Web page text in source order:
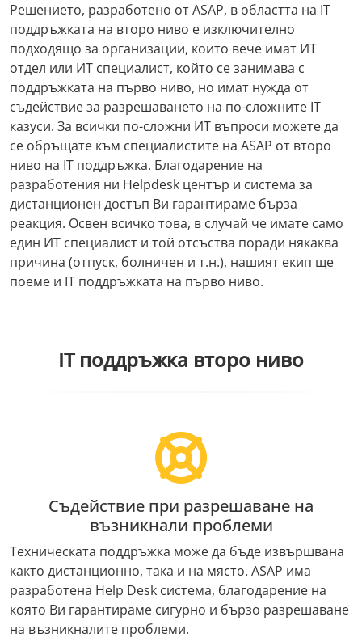
Решението, разработено от ASAP, в областта на IT
поддръжката на второ ниво е изключително
подходящо за организации, които вече имат ИТ
отдел или ИТ специалист, който се занимава с
поддръжката на първо ниво, но имат нужда от
съдействие за разрешаването на по-сложните IT
казуси. За всички по-сложни ИТ въпроси можете да
се обръщате към специалистите на ASAP от второ
ниво на IT поддръжка. Благодарение на
разработения ни Helpdesk център и система за
дистанционен достъп Ви гарантираме бърза
реакция. Освен всичко това, в случай че имате само
един ИТ специалист и той отсъства поради някаква
причина (отпуск, болничен и т.н.), нашият екип ще
поеме и IT поддръжката на първо ниво.
IT поддръжка второ ниво
Съдействие при разрешаване на
възникнали проблеми
Техническата поддръжка може да бъде извършвана
както дистанционно, така и на място. ASAP има
разработена Help Desk система, благодарение на
която Ви гарантираме сигурно и бързо разрешаване
на възникналите проблеми.